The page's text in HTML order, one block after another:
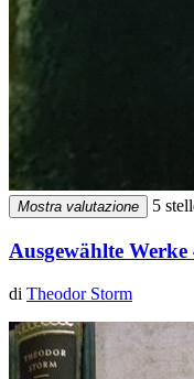
Mostra valutazione 5
Ausgewählte Werke
di Theodor Storm